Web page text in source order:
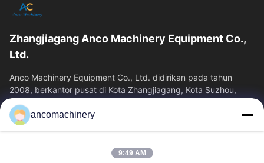
Zhangjiagang Anco Machinery Equipment Co.,
Ltd.
Anco Machinery Equipment Co., Ltd. didirikan pada tahun
2008, berkantor pusat di Kota Zhangjiagang, Kota Suzhou,
Provinsi Jiangsu. Ini adalah...
Tautan Cepat
Tentang Kita
ancomachinery
9:49 AM